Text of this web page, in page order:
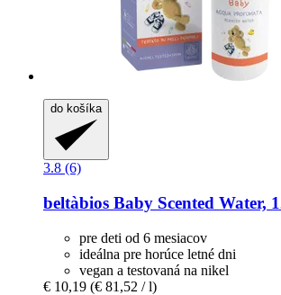
do košíka
3.8 (6)
beltàbios Baby Scented Water,
pre deti od 6 mesiacov
ideálna pre horúce letné dni
vegan a testovaná na nikel
€ 10,19 (€ 81,52 / l)